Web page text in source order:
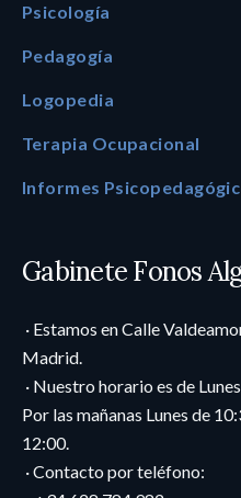
Psicología
Pedagogía
Logopedia
Terapia Ocupacional
Informes
Gabinete Fonos
· Estamos en Calle
Madrid.
· Nuestro horario es de
Por las mañanas Lunes de
12:00.
· Contacto por teléfono: